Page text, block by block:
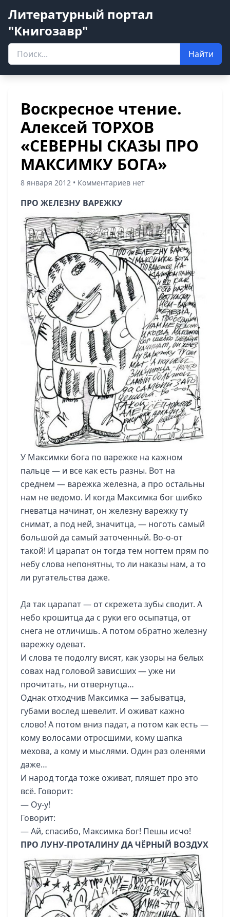
Литературный портал
"Книгозавр"
Найти
Воскресное чтение.
Алексей ТОРХОВ
«СЕВЕРНЫ СКАЗЫ ПРО
МАКСИМКУ БОГА»
8 января 2012 • Комментариев нет
ПРО ЖЕЛЕЗНУ ВАРЕЖКУ
У Максимки бога по варежке на кажном
пальце — и все как есть разны. Вот на
среднем — варежка железна, а про остальны
нам не ведомо. И когда Максимка бог шибко
гневатца начинат, он железну варежку ту
снимат, а под ней, значитца, — ноготь самый
большой да самый заточенный. Во-о-от
такой! И царапат он тогда тем ногтем прям по
небу слова непонятны, то ли наказы нам, а то
ли ругательства даже.
Да так царапат — от скрежета зубы сводит. А
небо крошитца да с руки его осыпатца, от
снега не отличишь. А потом обратно железну
варежку одеват.
И слова те подолгу висят, как узоры на белых
совах над головой зависших — уже ни
прочитать, ни отвернутца…
Однак отходчив Максимка — забыватца,
губами вослед шевелит. И оживат кажно
слово! А потом вниз падат, а потом как есть —
кому волосами отросшими, кому шапка
мехова, а кому и мыслями. Один раз оленями
даже…
И народ тогда тоже оживат, пляшет про это
всё. Говорит:
— Оу-у!
Говорит:
— Ай, спасибо, Максимка бог! Пешы исчо!
ПРО ЛУНУ-ПРОТАЛИНУ ДА ЧЁРНЫЙ ВОЗДУХ